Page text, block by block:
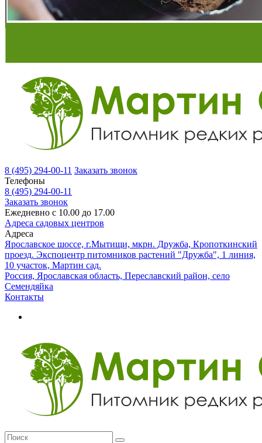
8 (495) 294-00-11 Заказать звонок
Телефоны
8 (495) 294-00-11
Заказать звонок
Ежедневно с 10.00 до 17.00
Адреса садовых центров
Адреса
Ярославское шоссе, г.Мытищи, мкрн. Дружба, Кропоткинский
проезд. Экспоцентр питомников растений "Дружба", 1 линия,
10 участок, Мартин сад.
Россия, Ярославская область, Переславский район, село
Семендяйка
Контакты